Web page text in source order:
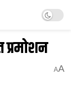
AA